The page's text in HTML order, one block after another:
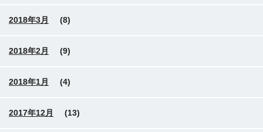
2018年3月 (8)
2018年2月 (9)
2018年1月 (4)
2017年12月 (13)